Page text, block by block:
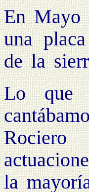
En Mayo
una
de la
Lo que
Rociero
la